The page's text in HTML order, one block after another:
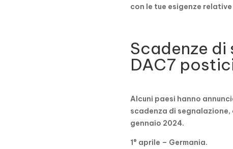
con le tue esigenze
Scadenze di
DAC7
Alcuni paesi hanno
scadenza di
gennaio 2024.
1° aprile – Germania.